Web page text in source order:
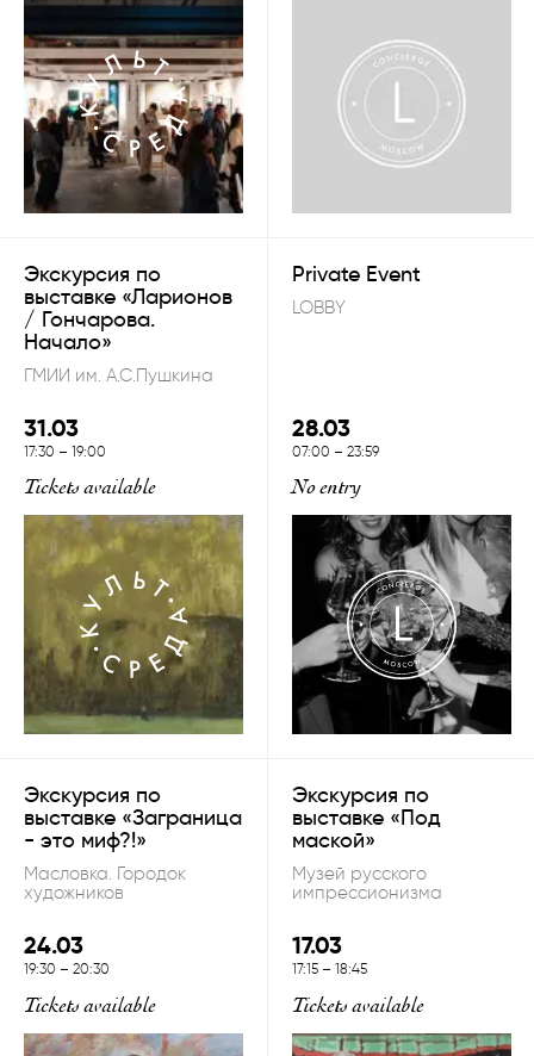
Экскурсия по
выставке «Ларионов
/ Гончарова.
Начало»
ГМИИ им. А.С.Пушкина
Tickets available
31.03
17:30 – 19:00
Private Event
LOBBY
No entry
28.03
07:00 – 23:59
Экскурсия по
выставке «Заграница
- это миф?!»
Масловка. Городок
художников
Tickets available
24.03
19:30 – 20:30
Экскурсия по
выставке «Под
маской»
Музей русского
импрессионизма
Tickets available
17.03
17:15 – 18:45